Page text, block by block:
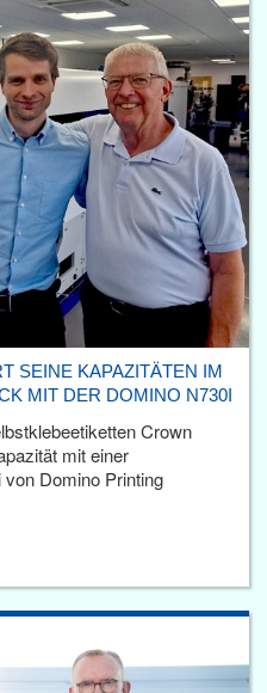
SEINE KAPAZITÄTEN IM
MIT DER DOMINO N730I
Crown
mit einer
Domino Printing